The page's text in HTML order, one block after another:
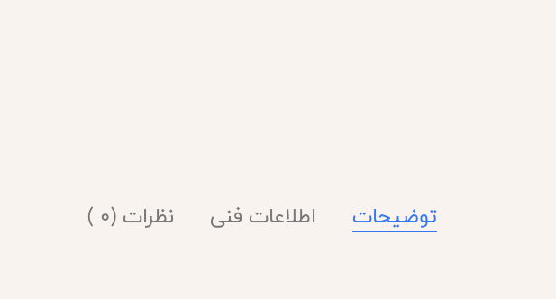
توضیحات اطلاعات فنی نظرات (0 )